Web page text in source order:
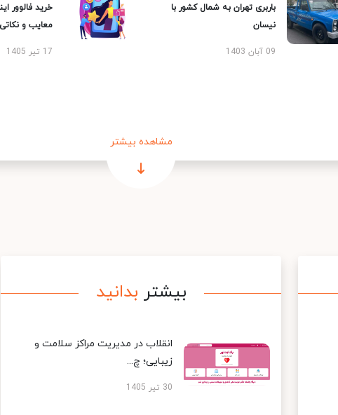
باربری تهران به شمال کشور با
نیسان
09 آبان 1403
خرید فالوور
معایب و
17 تیر 1405
مشاهده بیشتر
بیشتر بدانید
انقلاب در مدیریت مراکز سلامت و
زیبایی؛ چ...
30 تیر 1405